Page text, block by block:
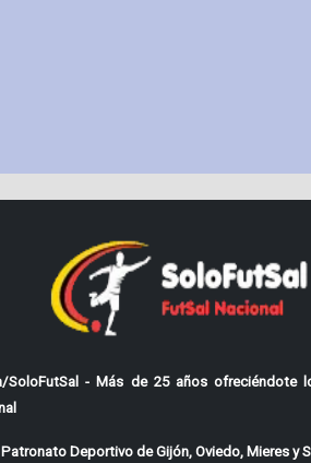
SoloFutSal - Más de 25 años ofreciéndote
Deportivo de Gijón, Oviedo, Mieres y